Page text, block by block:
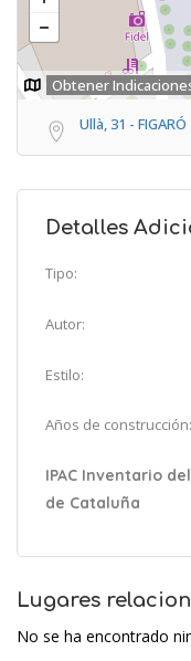
Obtener
Ullà, 31 -
Detalles
Tipo:
Autor:
Estilo:
Años de construcción:
IPAC Inventario
de Cataluña
Lugares
No se ha encontrado